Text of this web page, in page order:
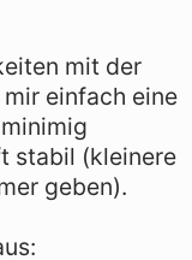
mit der
einfach eine
stabil (kleinere
geben).